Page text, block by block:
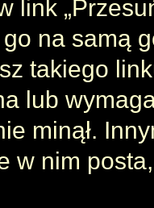
link
na samą
takiego
lub
minął.
w nim